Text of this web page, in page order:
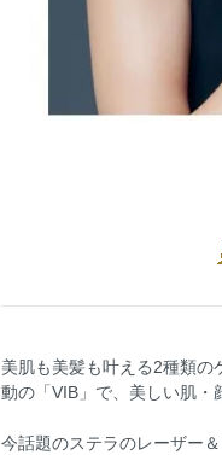
美肌も美髪も叶える2種類
動の「VIB」で、美しい肌・
今話題のステラのレーザー